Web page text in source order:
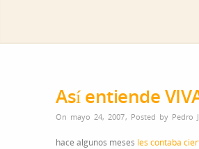
Así entiende
On mayo 24, 2007, Posted by Pedro
hace algunos meses les contaba